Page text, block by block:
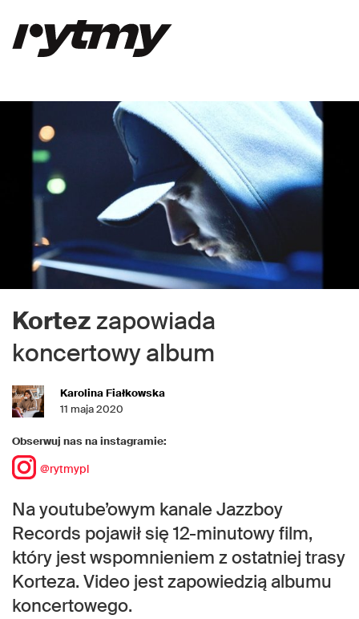
Kortez zapowiada
koncertowy album
Karolina Fiałkowska
11 maja 2020
Obserwuj nas na instagramie:
@rytmypl
Na youtube’owym kanale Jazzboy
Records pojawił się 12-minutowy film,
który jest wspomnieniem z ostatniej trasy
Korteza. Video jest zapowiedzią albumu
koncertowego.